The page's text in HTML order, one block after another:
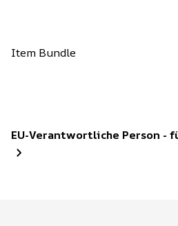
Item Bundle
EU-Verantwortliche Person -